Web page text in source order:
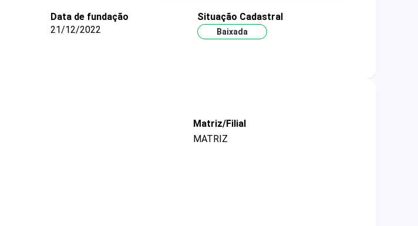
Data de fundação
21/12/2022
Situação Cadastral
Baixada
Matriz/Filial
MATRIZ